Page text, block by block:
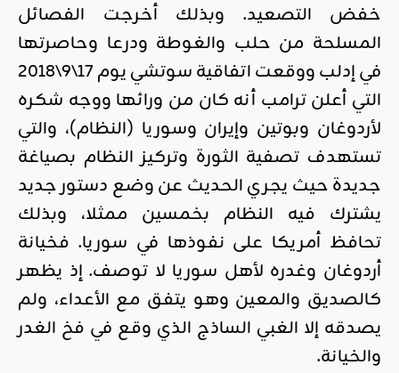
خفض التصعيد. وبذلك أخرجت الفصائل
المسلحة من حلب والغوطة ودرعا وحاصرتها
في إدلب ووقعت اتفاقية سوتشي يوم 17\9\2018
التي أعلن ترامب أنه كان من ورائها ووجه شكره
لأردوغان وبوتين وإيران وسوريا (النظام)، والتي
تستهدف تصفية الثورة وتركيز النظام بصياغة
جديدة حيث يجري الحديث عن وضع دستور جديد
يشترك فيه النظام بخمسين ممثلا، وبذلك
تحافظ أمريكا على نفوذها في سوريا. فخيانة
أردوغان وغدره لأهل سوريا لا توصف. إذ يظهر
كالصديق والمعين وهو يتفق مع الأعداء، ولم
يصدقه إلا الغبي الساذج الذي وقع في فخ الغدر
والخيانة.